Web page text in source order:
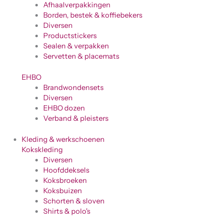
Afhaalverpakkingen
Borden, bestek & koffiebekers
Diversen
Productstickers
Sealen & verpakken
Servetten & placemats
EHBO
Brandwondensets
Diversen
EHBO dozen
Verband & pleisters
Kleding & werkschoenen
Kokskleding
Diversen
Hoofddeksels
Koksbroeken
Koksbuizen
Schorten & sloven
Shirts & polo's